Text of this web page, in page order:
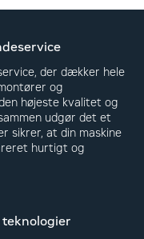
der dækker hele
og
højeste kvalitet og
udgør det et
sikrer, at din maskine
hurtigt og